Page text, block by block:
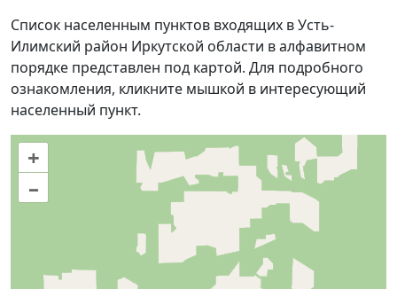
Список населенным пунктов входящих в Усть-
Илимский район Иркутской области в алфавитном
порядке представлен под картой. Для подробного
ознакомления, кликните мышкой в интересующий
населенный пункт.
+
–